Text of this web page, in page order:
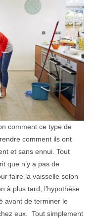
comment ce type de
comment ils ont
et sans ennui. Tout
que n’y a pas de
faire la vaisselle selon
à plus tard, l’hypothèse
avant de terminer le
eux. Tout simplement